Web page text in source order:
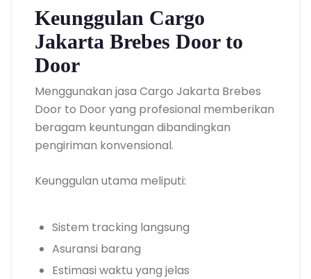
Keunggulan Cargo
Jakarta Brebes Door to
Door
Menggunakan jasa Cargo Jakarta Brebes
Door to Door yang profesional memberikan
beragam keuntungan dibandingkan
pengiriman konvensional.
Keunggulan utama meliputi:
Sistem tracking langsung
Asuransi barang
Estimasi waktu yang jelas